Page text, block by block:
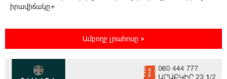
իրավիճակը+
Մալաթիա-Սեբաստիա վարչական շրջանում
տապալվել
Ամբողջ լրահոսը »